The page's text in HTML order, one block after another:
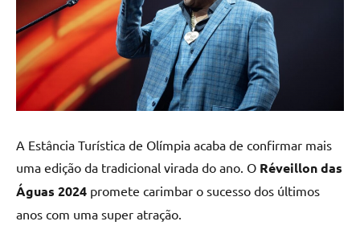
A Estância Turística de Olímpia acaba de confirmar mais
uma edição da tradicional virada do ano. O Réveillon das
Águas 2024 promete carimbar o sucesso dos últimos
anos com uma super atração.